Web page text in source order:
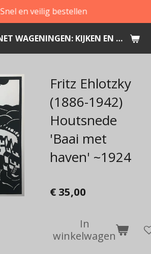
KUNSTKABINET WAGENINGEN: KIJKEN EN KOPEN
Snel en veilig bestellen
Fritz Ehlotzky
(1886-1942)
Houtsnede
'Baai met
haven' ~1924
€ 35,00
In
winkelwagen